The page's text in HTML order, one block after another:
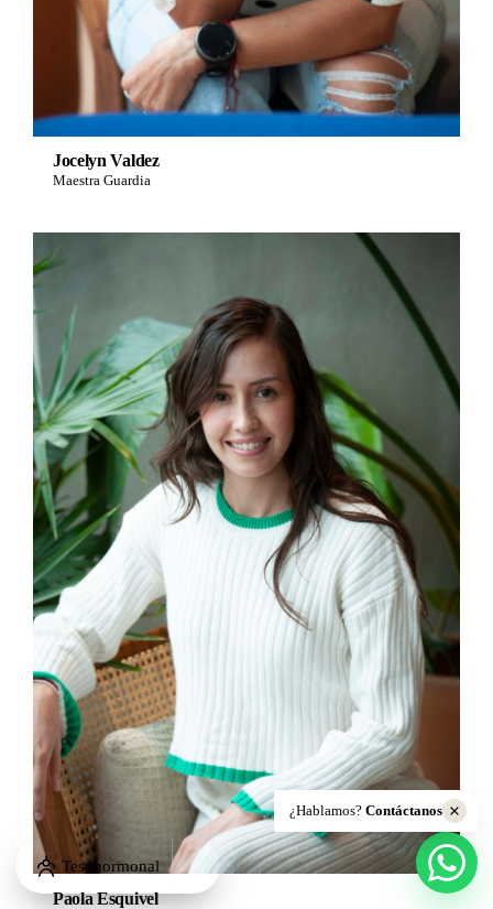
Jocelyn Valdez
Maestra Guardia
Paola Esquivel
Test hormonal
¿Hablamos?Contáctanos